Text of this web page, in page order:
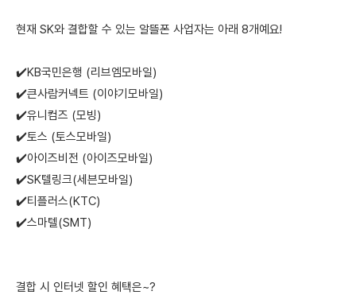
현재 SK와 결합할 수 있는 알뜰폰 사업자는 아래 8개예요!
✔️KB국민은행 (리브엠모바일)
✔️큰사람커넥트 (이야기모바일)
✔️유니컴즈 (모빙)
✔️토스 (토스모바일)
✔️아이즈비전 (아이즈모바일)
✔️SK텔링크(세븐모바일)
✔️티플러스(KTC)
✔️스마텔(SMT)
결합 시 인터넷 할인 혜택은~?